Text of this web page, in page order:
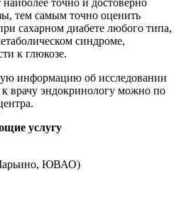
точно и достоверно
тем самым точно оценить
сахарном диабете любого типа,
синдроме,
к глюкозе.
информацию об исследовании
врачу эндокринологу можно по
услугу
ЮВАО)